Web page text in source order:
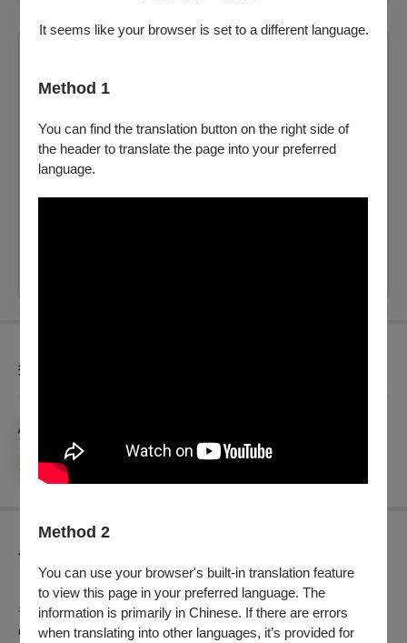
It seems like your browser is set to a different language.
Method 1
You can find the translation button on the right side of
the header to translate the page into your preferred
language.
Method 2
You can use your browser's built-in translation feature
to view this page in your preferred language. The
information is primarily in Chinese. If there are errors
when translating into other languages, it’s provided for
薪傳歌仔戲團《滿江紅》、聖淵戲曲藝術坊《萬古
臺灣戲曲中心小表演廳
提供電子票
套票優惠
銷售： 2026/7/31 (五) - 2026/10/31 (六)
節目介紹
「承功－新秀舞臺」，承師之功，新秀啟藝。來自不同劇種的
青年演員齊聚一堂，以經典劇目展開舞臺挑戰，在一次次演出
中累積實力，也開啟屬於他們的戲曲旅程。角色的情感呈現，